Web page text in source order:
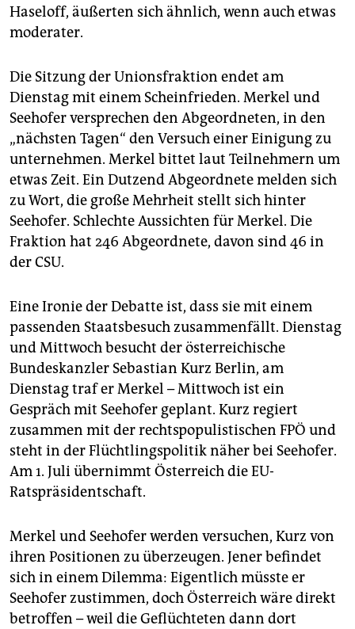
Haseloff, äußerten sich ähnlich, wenn auch etwas
moderater.
Die Sitzung der Unionsfraktion endet am
Dienstag mit einem Scheinfrieden. Merkel und
Seehofer versprechen den Abgeordneten, in den
„nächsten Tagen“ den Versuch einer Einigung zu
unternehmen. Merkel bittet laut Teilnehmern um
etwas Zeit. Ein Dutzend Abgeordnete melden sich
zu Wort, die große Mehrheit stellt sich hinter
Seehofer. Schlechte Aussichten für Merkel. Die
Fraktion hat 246 Abgeordnete, davon sind 46 in
der CSU.
Eine Ironie der Debatte ist, dass sie mit einem
passenden Staatsbesuch zusammenfällt. Dienstag
und Mittwoch besucht der österreichische
Bundeskanzler Sebastian Kurz Berlin, am
Dienstag traf er Merkel – Mittwoch ist ein
Gespräch mit Seehofer geplant. Kurz regiert
zusammen mit der rechtspopulistischen FPÖ und
steht in der Flüchtlingspolitik näher bei Seehofer.
Am 1. Juli übernimmt Österreich die EU-
Ratspräsidentschaft.
Merkel und Seehofer werden versuchen, Kurz von
ihren Positionen zu überzeugen. Jener befindet
sich in einem Dilemma: Eigentlich müsste er
Seehofer zustimmen, doch Österreich wäre direkt
betroffen – weil die Geflüchteten dann dort